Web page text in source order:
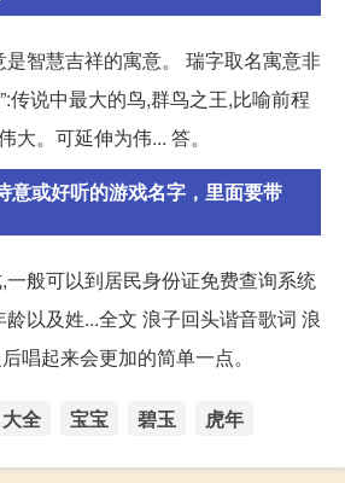
智慧吉祥的寓意。 瑞字取名寓意非
传说中最大的鸟,群鸟之王,比喻前程
大。可延伸为伟... 答。
意或好听的游戏名字，里面要带
般可以到居民身份证免费查询系统
以及姓...全文 浪子回头谐音歌词 浪
唱起来会更加的简单一点。
大全 宝宝 碧玉 虎年